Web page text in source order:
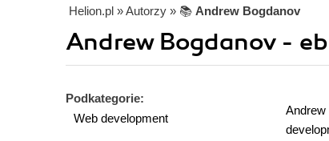
Helion.pl » Autorzy » 📚 Andrew Bogdanov
Andrew Bogdanov -
Podkategorie:
Web development
Andrew